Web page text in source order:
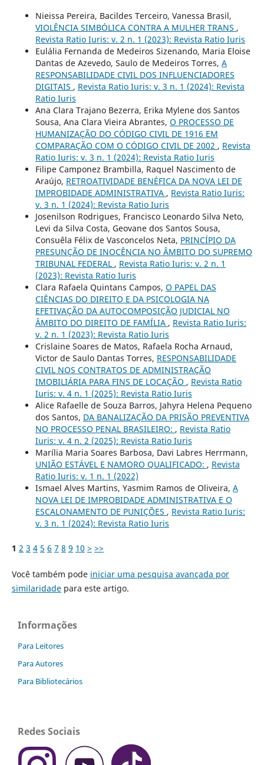
Nieissa Pereira, Bacildes Terceiro, Vanessa Brasil,
VIOLÊNCIA SIMBÓLICA CONTRA A MULHER TRANS ,
Revista Ratio Iuris: v. 2 n. 1 (2023): Revista Ratio Iuris
Eulália Fernanda de Medeiros Sizenando, Maria Eloise
Dantas de Azevedo, Saulo de Medeiros Torres, A
RESPONSABILIDADE CIVIL DOS INFLUENCIADORES
DIGITAIS , Revista Ratio Iuris: v. 3 n. 1 (2024): Revista
Ratio Iuris
Ana Clara Trajano Bezerra, Erika Mylene dos Santos
Sousa, Ana Clara Vieira Abrantes, O PROCESSO DE
HUMANIZAÇÃO DO CÓDIGO CIVIL DE 1916 EM
COMPARAÇÃO COM O CÓDIGO CIVIL DE 2002 , Revista
Ratio Iuris: v. 3 n. 1 (2024): Revista Ratio Iuris
Filipe Camponez Brambilla, Raquel Nascimento de
Araújo, RETROATIVIDADE BENÉFICA DA NOVA LEI DE
IMPROBIDADE ADMINISTRATIVA , Revista Ratio Iuris:
v. 3 n. 1 (2024): Revista Ratio Iuris
Josenilson Rodrigues, Francisco Leonardo Silva Neto,
Levi da Silva Costa, Geovane dos Santos Sousa,
Consuêla Félix de Vasconcelos Neta, PRINCÍPIO DA
PRESUNÇÃO DE INOCÊNCIA NO ÂMBITO DO SUPREMO
TRIBUNAL FEDERAL , Revista Ratio Iuris: v. 2 n. 1
(2023): Revista Ratio Iuris
Clara Rafaela Quintans Campos, O PAPEL DAS
CIÊNCIAS DO DIREITO E DA PSICOLOGIA NA
EFETIVAÇÃO DA AUTOCOMPOSIÇÃO JUDICIAL NO
ÂMBITO DO DIREITO DE FAMÍLIA , Revista Ratio Iuris:
v. 2 n. 1 (2023): Revista Ratio Iuris
Crislaine Soares de Matos, Rafaela Rocha Arnaud,
Victor de Saulo Dantas Torres, RESPONSABILIDADE
CIVIL NOS CONTRATOS DE ADMINISTRAÇÃO
IMOBILIÁRIA PARA FINS DE LOCAÇÃO , Revista Ratio
Iuris: v. 4 n. 1 (2025): Revista Ratio Iuris
Alice Rafaelle de Souza Barros, Jahyra Helena Pequeno
dos Santos, DA BANALIZAÇÃO DA PRISÃO PREVENTIVA
NO PROCESSO PENAL BRASILEIRO: , Revista Ratio
Iuris: v. 4 n. 2 (2025): Revista Ratio Iuris
Marília Maria Soares Barbosa, Davi Labres Herrmann,
UNIÃO ESTÁVEL E NAMORO QUALIFICADO: , Revista
Ratio Iuris: v. 1 n. 1 (2022)
Ismael Alves Martins, Yasmim Ramos de Oliveira, A
NOVA LEI DE IMPROBIDADE ADMINISTRATIVA E O
ESCALONAMENTO DE PUNIÇÕES , Revista Ratio Iuris:
v. 3 n. 1 (2024): Revista Ratio Iuris
1 2 3 4 5 6 7 8 9 10 > >>
Você também pode iniciar uma pesquisa avançada por
similaridadepara este artigo.
Informações
Para Leitores
Para Autores
Para Bibliotecários
Redes Sociais